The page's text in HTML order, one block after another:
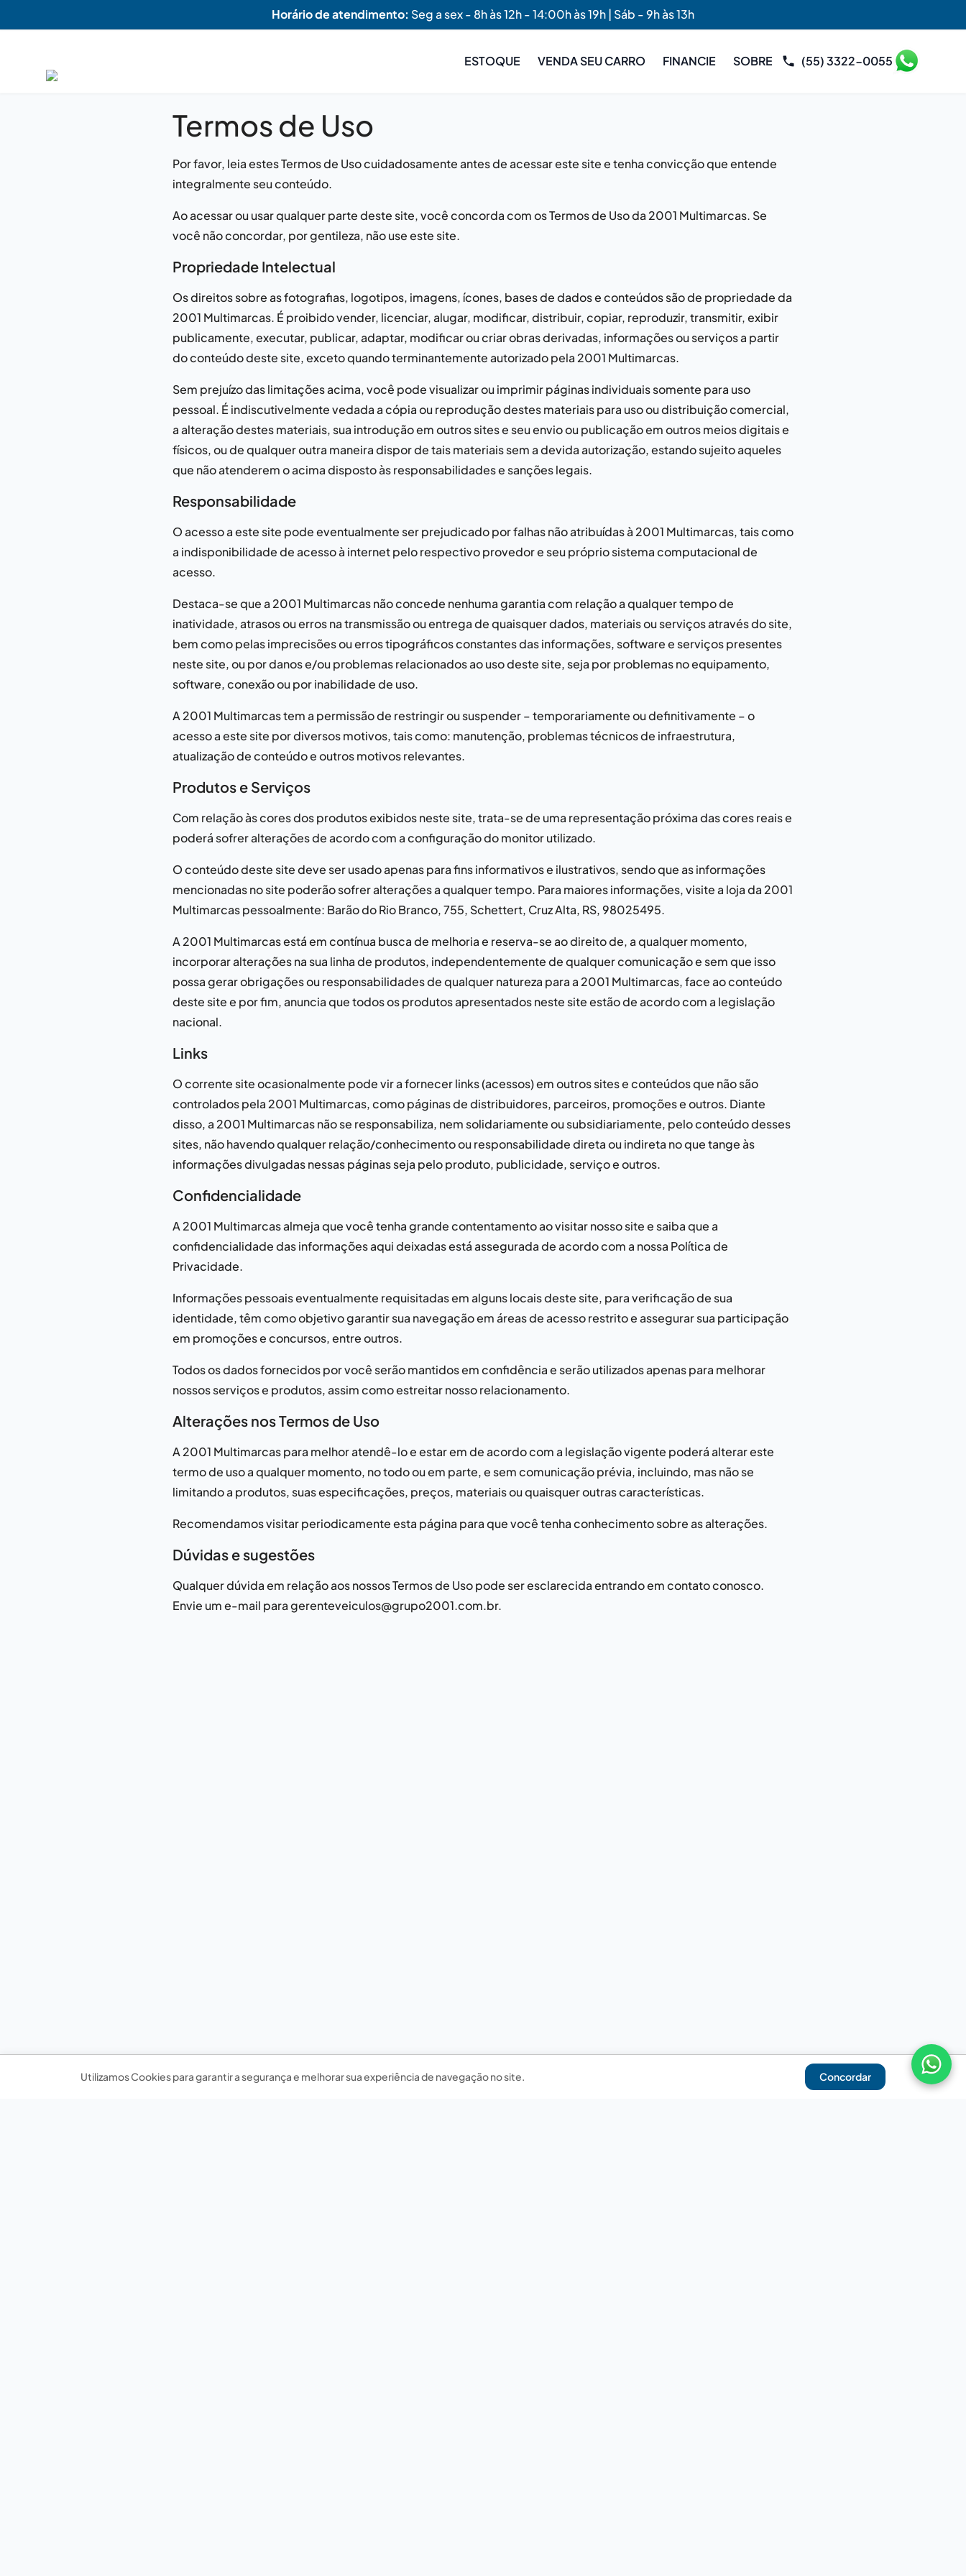
Horário de atendimento: Seg a sex - 8h às 12h - 14:00h às 19h | Sáb - 9h às 13h
ESTOQUE VENDA SEU CARRO FINANCIE SOBRE (55) 3322-0055
Termos de Uso
Por favor, leia estes Termos de Uso cuidadosamente antes de acessar este site e tenha convicção que entende
integralmente seu conteúdo.
Ao acessar ou usar qualquer parte deste site, você concorda com os Termos de Uso da 2001 Multimarcas. Se
você não concordar, por gentileza, não use este site.
Propriedade Intelectual
Os direitos sobre as fotografias, logotipos, imagens, ícones, bases de dados e conteúdos são de propriedade da
2001 Multimarcas. É proibido vender, licenciar, alugar, modificar, distribuir, copiar, reproduzir, transmitir, exibir
publicamente, executar, publicar, adaptar, modificar ou criar obras derivadas, informações ou serviços a partir
do conteúdo deste site, exceto quando terminantemente autorizado pela 2001 Multimarcas.
Sem prejuízo das limitações acima, você pode visualizar ou imprimir páginas individuais somente para uso
pessoal. É indiscutivelmente vedada a cópia ou reprodução destes materiais para uso ou distribuição comercial,
a alteração destes materiais, sua introdução em outros sites e seu envio ou publicação em outros meios digitais e
físicos, ou de qualquer outra maneira dispor de tais materiais sem a devida autorização, estando sujeito aqueles
que não atenderem o acima disposto às responsabilidades e sanções legais.
Responsabilidade
O acesso a este site pode eventualmente ser prejudicado por falhas não atribuídas à 2001 Multimarcas, tais como
a indisponibilidade de acesso à internet pelo respectivo provedor e seu próprio sistema computacional de
acesso.
Destaca-se que a 2001 Multimarcasnão concede nenhuma garantia com relação a qualquer tempo de
inatividade, atrasos ou erros na transmissão ou entrega de quaisquer dados, materiais ou serviços através do site,
bem como pelas imprecisões ou erros tipográficos constantes das informações, software e serviços presentes
neste site, ou por danos e/ou problemas relacionados ao uso deste site, seja por problemas no equipamento,
software, conexão ou por inabilidade de uso.
A 2001 Multimarcastem a permissão de restringir ou suspender – temporariamente ou definitivamente – o
acesso a este site por diversos motivos, tais como: manutenção, problemas técnicos de infraestrutura,
atualização de conteúdo e outros motivos relevantes.
Produtos e Serviços
Com relação às cores dos produtos exibidos neste site, trata-se de uma representação próxima das cores reais e
poderá sofrer alterações de acordo com a configuração do monitor utilizado.
O conteúdo deste site deve ser usado apenas para fins informativos e ilustrativos, sendo que as informações
mencionadas no site poderão sofrer alterações a qualquer tempo. Para maiores informações, visite a loja da 2001
Multimarcaspessoalmente: Barão do Rio Branco, 755, Schettert, Cruz Alta, RS, 98025495.
A 2001 Multimarcasestá em contínua busca de melhoria e reserva-se ao direito de, a qualquer momento,
incorporar alterações na sua linha de produtos, independentemente de qualquer comunicação e sem que isso
possa gerar obrigações ou responsabilidades de qualquer natureza para a 2001 Multimarcas, face ao conteúdo
deste site e por fim, anuncia que todos os produtos apresentados neste site estão de acordo com a legislação
nacional.
Links
O corrente site ocasionalmente pode vir a fornecer links (acessos) em outros sites e conteúdos que não são
controlados pela 2001 Multimarcas, como páginas de distribuidores, parceiros, promoções e outros. Diante
disso, a 2001 Multimarcasnão se responsabiliza, nem solidariamente ou subsidiariamente, pelo conteúdo desses
sites, não havendo qualquer relação/conhecimento ou responsabilidade direta ou indireta no que tange às
informações divulgadas nessas páginas seja pelo produto, publicidade, serviço e outros.
Confidencialidade
A 2001 Multimarcasalmeja que você tenha grande contentamento ao visitar nosso site e saiba que a
confidencialidade das informações aqui deixadas está assegurada de acordo com a nossa Política de
Privacidade.
Informações pessoais eventualmente requisitadas em alguns locais deste site, para verificação de sua
identidade, têm como objetivo garantir sua navegação em áreas de acesso restrito e assegurar sua participação
em promoções e concursos, entre outros.
Todos os dados fornecidos por você serão mantidos em confidência e serão utilizados apenas para melhorar
nossos serviços e produtos, assim como estreitar nosso relacionamento.
Alterações nos Termos de Uso
A 2001 Multimarcaspara melhor atendê-lo e estar em de acordo com a legislação vigente poderá alterar este
termo de uso a qualquer momento, no todo ou em parte, e sem comunicação prévia, incluindo, mas não se
limitando a produtos, suas especificações, preços, materiais ou quaisquer outras características.
Recomendamos visitar periodicamente esta página para que você tenha conhecimento sobre as alterações.
Dúvidas e sugestões
Qualquer dúvida em relação aos nossos Termos de Uso pode ser esclarecida entrando em contato conosco.
Envie um e-mail paragerenteveiculos@grupo2001.com.br.
Utilizamos Cookies para garantir a segurança e melhorar sua experiência de navegação no site. Concordar